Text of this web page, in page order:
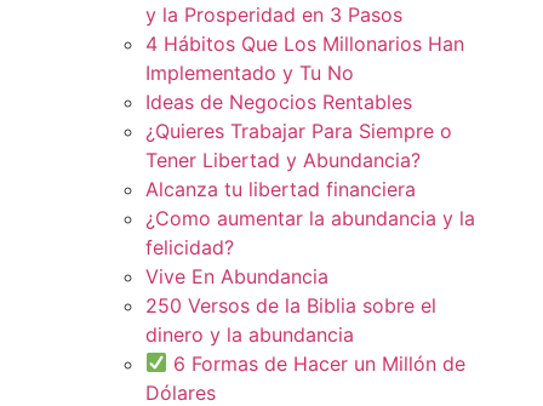
y la Prosperidad en 3 Pasos
4 Hábitos Que Los Millonarios Han
Implementado y Tu No
Ideas de Negocios Rentables
¿Quieres Trabajar Para Siempre o
Tener Libertad y Abundancia?
Alcanza tu libertad financiera
¿Como aumentar la abundancia y la
felicidad?
Vive En Abundancia
250 Versos de la Biblia sobre el
dinero y la abundancia
6 Formas de Hacer un Millón de
Dólares